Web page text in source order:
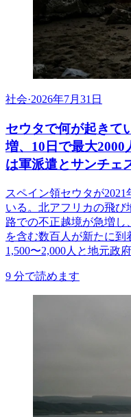
社会·2026年7月31日
セウタで何が起き
増、10日で最大
は軍派遣とサンチェ
スペイン領セウタが
いる。北アフリカの飛び
路での不正越境が急増し
を含む数百人が新たに到
1,500〜2,000人と地元政
9 分で読めます